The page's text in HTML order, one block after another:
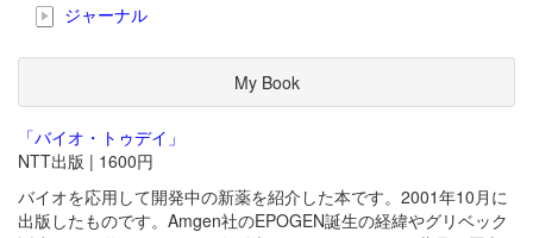
ジャーナル
My Book
「バイオ・トゥデイ」
NTT出版 | 1600円
バイオを応用して開発中の新薬を紹介した本です。2001年10月に
出版したものです。Amgen社のEPOGEN誕生の経緯やグリベック